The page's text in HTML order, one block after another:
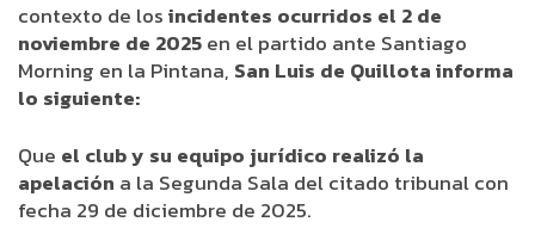
contexto de los incidentes ocurridos el 2 de
noviembre de 2025 en el partido ante Santiago
Morning en la Pintana, San Luis de Quillota informa
lo siguiente:
Que el club y su equipo jurídico realizó la
apelación a la Segunda Sala del citado tribunal con
fecha 29 de diciembre de 2025.